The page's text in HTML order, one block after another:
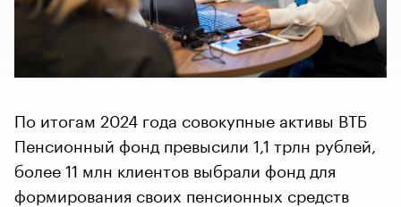
По итогам 2024 года совокупные активы ВТБ
Пенсионный фонд превысили 1,1 трлн рублей,
более 11 млн клиентов выбрали фонд для
формирования своих пенсионных средств